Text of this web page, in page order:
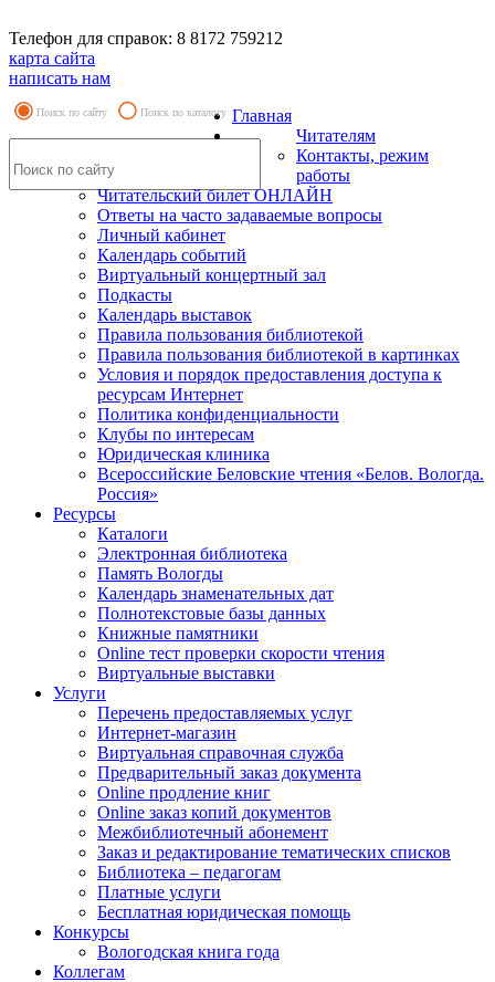
Телефон для справок: 8 8172 759212
карта сайта
написать нам
Поиск по сайту Поиск по каталогу Главная
Читателям
Контакты, режим
работы
Читательский билет ОНЛАЙН
Ответы на часто задаваемые вопросы
Личный кабинет
Календарь событий
Виртуальный концертный зал
Подкасты
Календарь выставок
Правила пользования библиотекой
Правила пользования библиотекой в картинках
Условия и порядок предоставления доступа к
ресурсам Интернет
Политика конфиденциальности
Клубы по интересам
Юридическая клиника
Всероссийские Беловские чтения «Белов. Вологда.
Россия»
Ресурсы
Каталоги
Электронная библиотека
Память Вологды
Календарь знаменательных дат
Полнотекстовые базы данных
Книжные памятники
Online тест проверки скорости чтения
Виртуальные выставки
Услуги
Перечень предоставляемых услуг
Интернет-магазин
Виртуальная справочная служба
Предварительный заказ документа
Online продление книг
Online заказ копий документов
Межбиблиотечный абонемент
Заказ и редактирование тематических списков
Библиотека – педагогам
Платные услуги
Бесплатная юридическая помощь
Конкурсы
Вологодская книга года
Коллегам